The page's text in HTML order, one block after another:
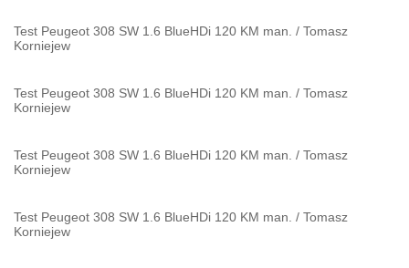
Test Peugeot 308 SW 1.6 BlueHDi 120 KM man. / Tomasz
Korniejew
Test Peugeot 308 SW 1.6 BlueHDi 120 KM man. / Tomasz
Korniejew
Test Peugeot 308 SW 1.6 BlueHDi 120 KM man. / Tomasz
Korniejew
Test Peugeot 308 SW 1.6 BlueHDi 120 KM man. / Tomasz
Korniejew